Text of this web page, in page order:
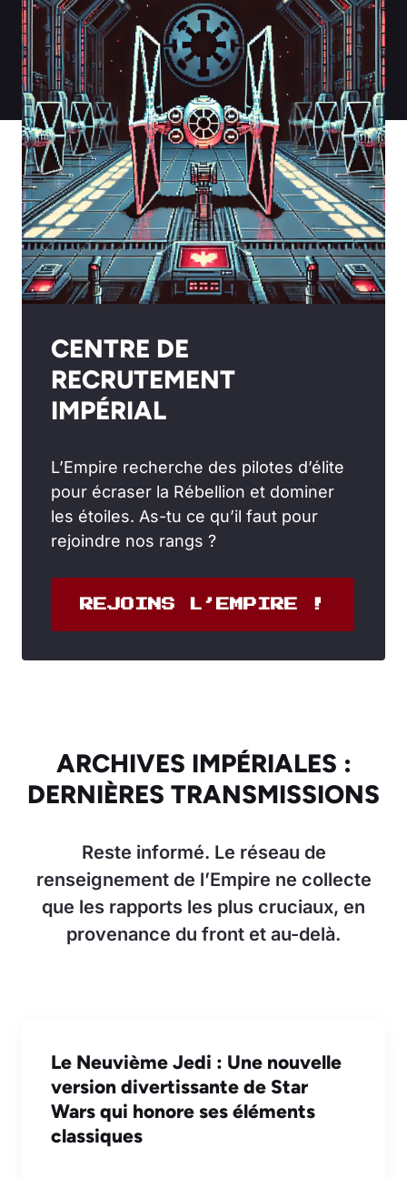
CENTRE DE
RECRUTEMENT
IMPÉRIAL
L’Empire recherche des pilotes d’élite
pour écraser la Rébellion et dominer
les étoiles. As-tu ce qu’il faut pour
rejoindre nos rangs ?
REJOINS L’EMPIRE !
ARCHIVES IMPÉRIALES :
DERNIÈRES TRANSMISSIONS
Reste informé. Le réseau de
renseignement de l’Empire ne collecte
que les rapports les plus cruciaux, en
provenance du front et au-delà.
Le Neuvième Jedi : Une nouvelle
version divertissante de Star
Wars qui honore ses éléments
classiques